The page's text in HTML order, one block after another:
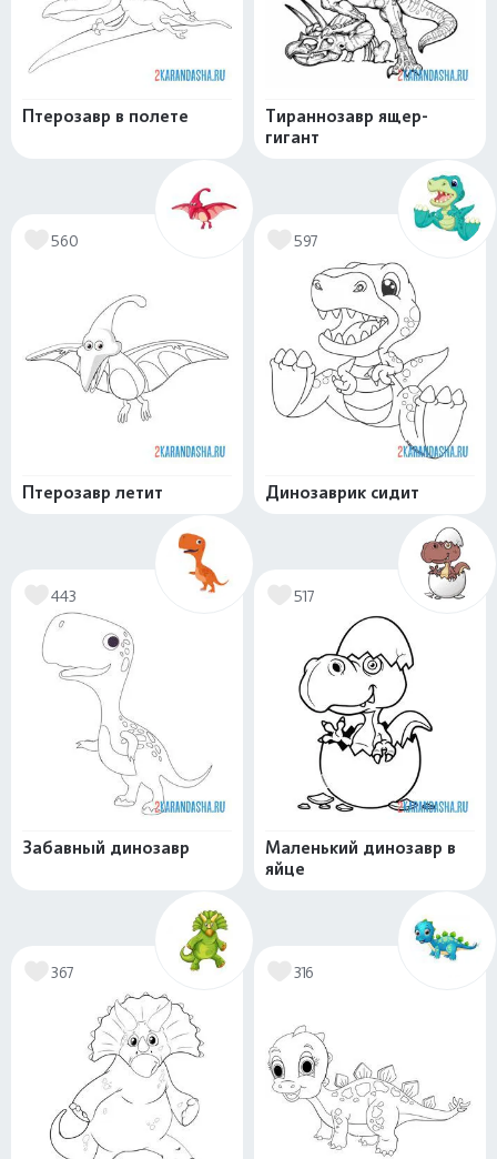
Птерозавр в полете
Тираннозавр ящер-
гигант
560
Птерозавр летит
597
Динозаврик сидит
443
Забавный динозавр
517
Маленький динозавр в
яйце
367 316